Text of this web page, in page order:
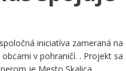
iniciatíva zameraná na
v pohraničí. . Projekt sa
je Mesto Skalica,